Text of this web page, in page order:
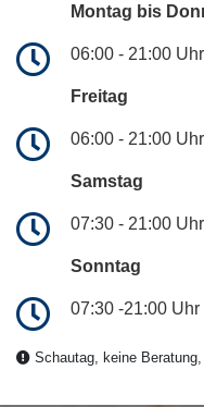
Montag bis
06:00 - 21:00 Uhr
Freitag
06:00 - 21:00 Uhr
Samstag
07:30 - 21:00 Uhr
Sonntag
07:30 -21:00 Uhr
Schautag, keine